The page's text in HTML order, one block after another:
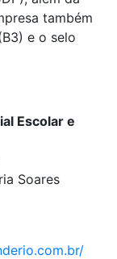
também
e o selo
Escolar e
Soares